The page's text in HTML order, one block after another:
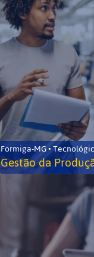
Formiga-MG •
Gestão da